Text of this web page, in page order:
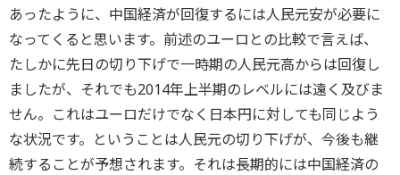
あったように、中国経済が回復するには人民元安が必要に
なってくると思います。前述のユーロとの比較で言えば、
たしかに先日の切り下げで一時期の人民元高からは回復し
ましたが、それでも2014年上半期のレベルには遠く及びま
せん。これはユーロだけでなく日本円に対しても同じよう
な状況です。ということは人民元の切り下げが、今後も継
続することが予想されます。それは長期的には中国経済の